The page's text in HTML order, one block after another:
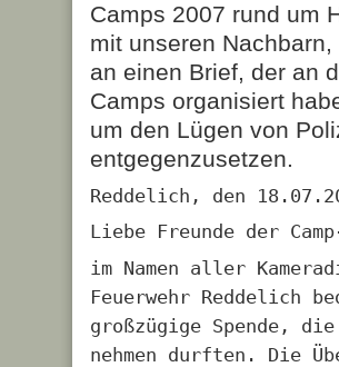
Camps 2007 rund um
mit unseren
an einen Brief, der an
Camps organisiert
um den Lügen von
entgegenzusetzen.
Reddelich, den
Liebe Freunde der
im Namen aller
Feuerwehr Reddelich
großzügige Spende,
nehmen durften. Die